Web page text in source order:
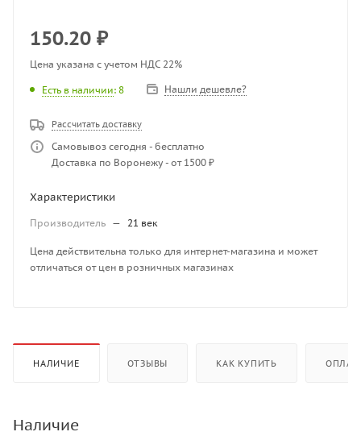
150.20 ₽
Цена указана с учетом НДС 22%
Есть в наличии: 8 Нашли дешевле?
Рассчитать доставку
Самовывоз сегодня - бесплатно
Доставка по Воронежу - от 1500 ₽
Характеристики
Производитель — 21 век
Цена действительна только для интернет-магазина и может
отличаться от цен в розничных магазинах
НАЛИЧИЕ ОТЗЫВЫ КАК КУПИТЬ
Наличие